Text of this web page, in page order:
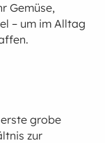
Gemüse,
– um im Alltag
grobe
zur